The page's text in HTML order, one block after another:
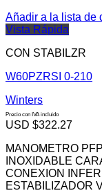
Añadir a la lista de
Vista Rápida
CON STABILZR
W60PZRSI 0-210
Winters
Precio con IVA incluido
USD $322.27
MANOMETRO
INOXIDABLE
CONEXION
ESTABILIZADOR